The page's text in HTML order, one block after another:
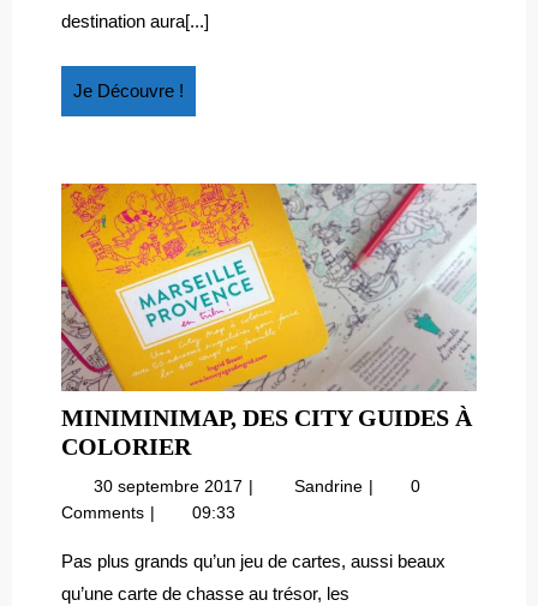
destination aura[...]
Je Découvre !
Découvre
MINIMINIMAP, DES CITY GUIDES À
COLORIER
DES
CITY
À
COLORIER
30 septembre 2017 30
Sandrine MiniMiniMap,
guides
0
Comments
09:33
Pas plus grands qu’un jeu de cartes, aussi beaux
qu’une carte de chasse au trésor, les